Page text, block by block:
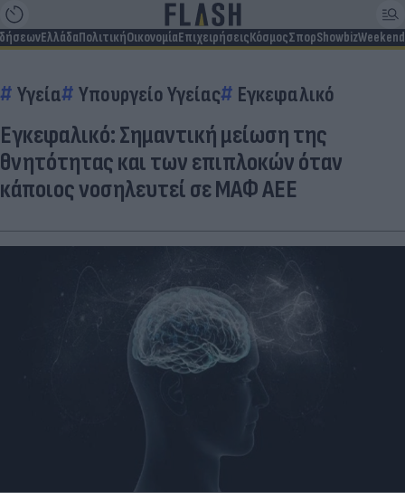
ΕλλάδαΠολιτικήΟικονομίαΕπιχειρήσειςΚόσμοςΣπορShowbizWeekend
Υγεία Υπουργείο Υγείας Εγκεφαλικό
Εγκεφαλικό: Σημαντική μείωση της
θνητότητας και των επιπλοκών όταν
κάποιος νοσηλευτεί σε ΜΑΦ ΑΕΕ